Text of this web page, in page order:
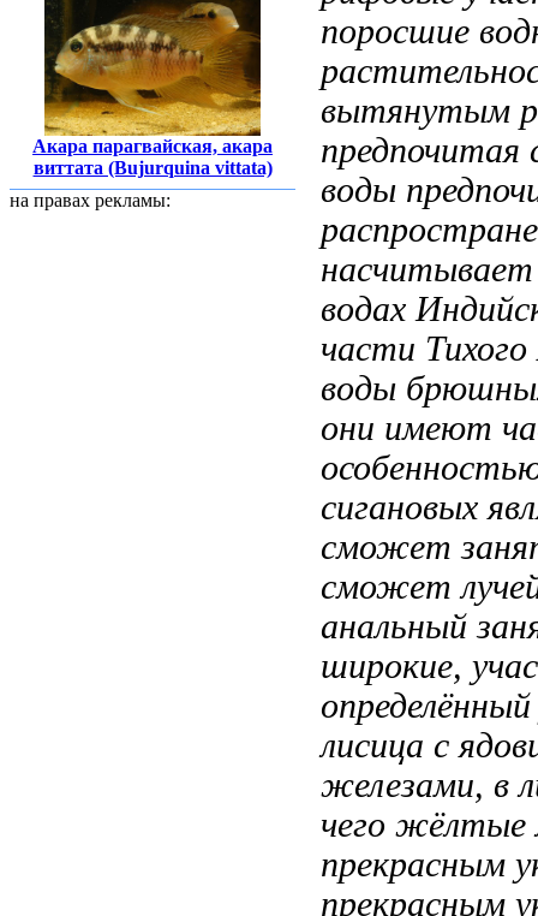
Акара парагвайская, акара
виттата (Bujurquina vittata)
на правах рекламы:
поросшие
вытянутым
предпочитая
воды
насчитывает
водах
части Тихого
воды
они имеют
сигановых
сможет
сможет
анальный
широкие,
лисица с
железами, в
чего жёлтые
прекрасным
прекрасным